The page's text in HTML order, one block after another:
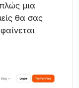
μια
θα σας